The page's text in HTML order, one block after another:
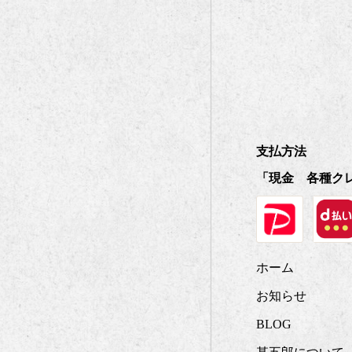
支払方法
「現金 各種ク
ホーム
お知らせ
BLOG